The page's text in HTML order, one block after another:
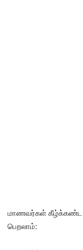
மாணவர்கள்
பெறலாம்: